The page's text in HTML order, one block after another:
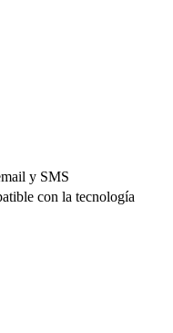
y SMS
con la tecnología